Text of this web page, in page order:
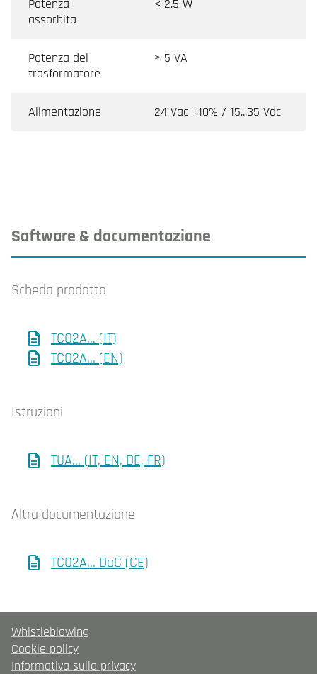
Potenza
assorbita
< 2.5 W
Potenza del
trasformatore
≥ 5 VA
Alimentazione 24 Vac ±10% / 15...35 Vdc
Software & documentazione
Scheda prodotto
TCO2A... (IT)
TCO2A... (EN)
Istruzioni
TUA... (IT, EN, DE, FR)
Altra documentazione
TCO2A... DoC (CE)
Whistleblowing
Cookie policy
Informativa sulla privacy